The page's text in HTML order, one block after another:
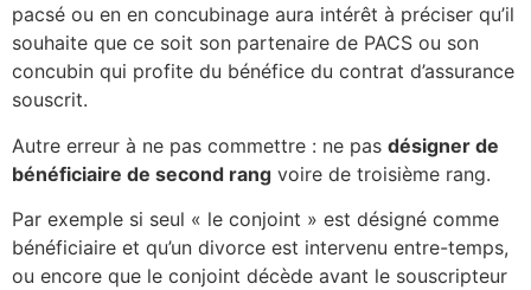
pacsé ou en en concubinage aura intérêt à préciser qu’il
souhaite que ce soit son partenaire de PACS ou son
concubin qui profite du bénéfice du contrat d’assurance
souscrit.
Autre erreur à ne pas commettre : ne pas désigner de
bénéficiaire de second rang voire de troisième rang.
Par exemple si seul « le conjoint » est désigné comme
bénéficiaire et qu’un divorce est intervenu entre-temps,
ou encore que le conjoint décède avant le souscripteur